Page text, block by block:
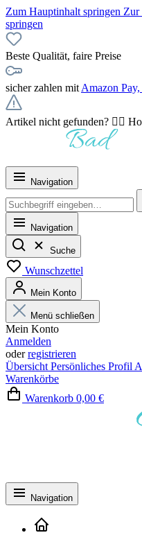
Zum Hauptinhalt springen Zur
springen
Beste Qualität, faire Preise
sicher zahlen mit Amazon
Artikel nicht gefunden? 👉🏻
Navigation
Navigation
Suche
Wunschzettel
Mein Konto
Menü schließen
Mein Konto
Anmelden
oderregistrieren
Übersicht Persönliches Profil
Warenkörbe
Warenkorb 0,00 €
Navigation